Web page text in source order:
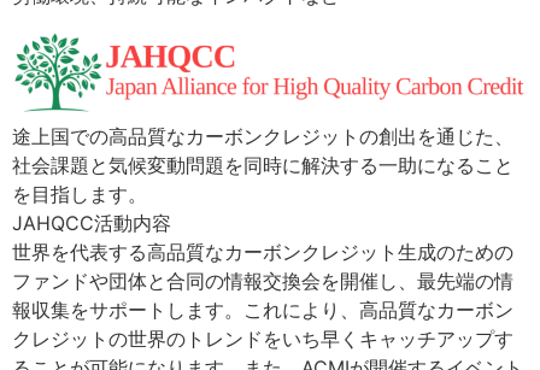
途上国での高品質な​カーボンクレジットの創出を通じた、​
社会課題と気候変動問題を同時に解決する一助になること
を目指します。​
JAHQCC活動内容
世界を代表する高品質なカーボンクレジット生成のための
ファンドや団体と合同の情報交換会を開催し、最先端の情
報収集をサポートします。これにより、高品質なカーボン
クレジットの世界のトレンドをいち早くキャッチアップす